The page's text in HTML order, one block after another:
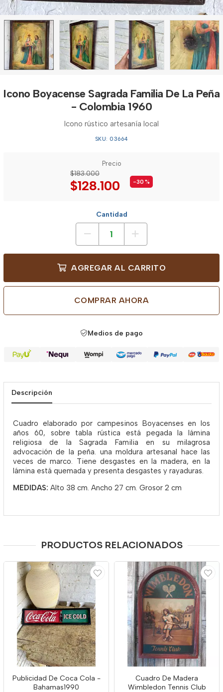
Icono Boyacense Sagrada Familia De La Peña
- Colombia 1960
Icono rústico artesanía local
SKU: 03664
Precio
$183.000
$128.100 -30 %
Cantidad
AGREGAR AL CARRITO
COMPRAR AHORA
Medios de pago
Descripción
Cuadro elaborado por campesinos Boyacenses en los
años 60, sobre tabla rústica está pegada la lámina
religiosa de la Sagrada Familia en su milagrosa
advocación de la peña. una moldura artesanal hace las
veces de marco. Tiene desgastes en la madera, en la
lámina está quemada y presenta desgastes y rayaduras.
MEDIDAS: Alto 38 cm. Ancho 27 cm. Grosor 2 cm
PRODUCTOS RELACIONADOS
Publicidad De Coca Cola -
Bahamas1990
Cuadro De Madera
Wimbledon Tennis Club